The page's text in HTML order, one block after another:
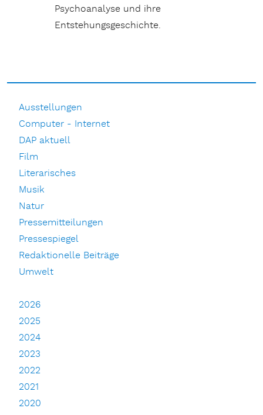
Psychoanalyse und ihre
Entstehungsgeschichte.
Ausstellungen
Computer - Internet
DAP aktuell
Film
Literarisches
Musik
Natur
Pressemitteilungen
Pressespiegel
Redaktionelle Beiträge
Umwelt
2026
2025
2024
2023
2022
2021
2020